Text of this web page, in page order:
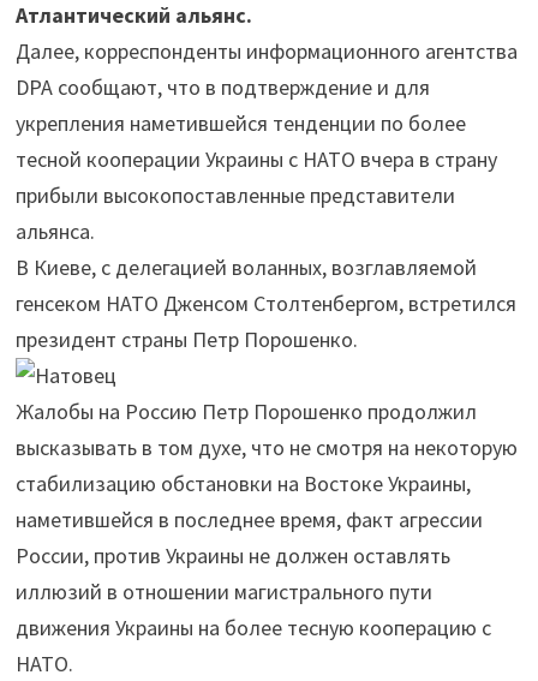
Атлантический альянс.
Далее, корреспонденты информационного агентства
DPA сообщают, что в подтверждение и для
укрепления наметившейся тенденции по более
тесной кооперации Украины с НАТО вчера в страну
прибыли высокопоставленные представители
альянса.
В Киеве, с делегацией воланных, возглавляемой
генсеком НАТО Дженсом Столтенбергом, встретился
президент страны Петр Порошенко.
Жалобы на Россию Петр Порошенко продолжил
высказывать в том духе, что не смотря на некоторую
стабилизацию обстановки на Востоке Украины,
наметившейся в последнее время, факт агрессии
России, против Украины не должен оставлять
иллюзий в отношении магистрального пути
движения Украины на более тесную кооперацию с
НАТО.